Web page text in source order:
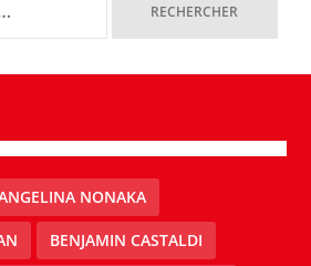
NONAKA
BENJAMIN CASTALDI